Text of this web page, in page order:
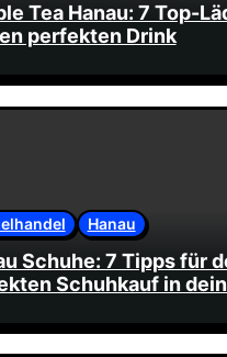
Tea Hanau: 7 Top-
perfekten Drink
Hanau
Schuhe: 7 Tipps für
Schuhkauf in